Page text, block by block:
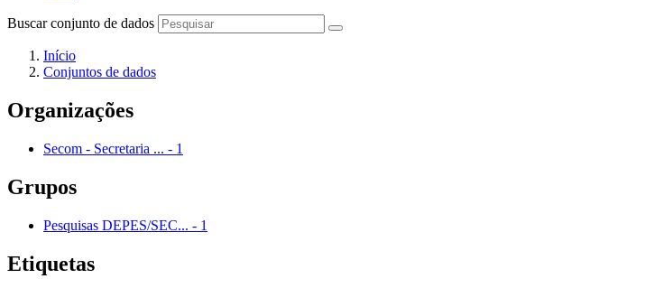
Buscar conjunto de dados
Início
Conjuntos de dados
Organizações
Secom - Secretaria ... - 1
Grupos
Pesquisas DEPES/SEC... - 1
Etiquetas